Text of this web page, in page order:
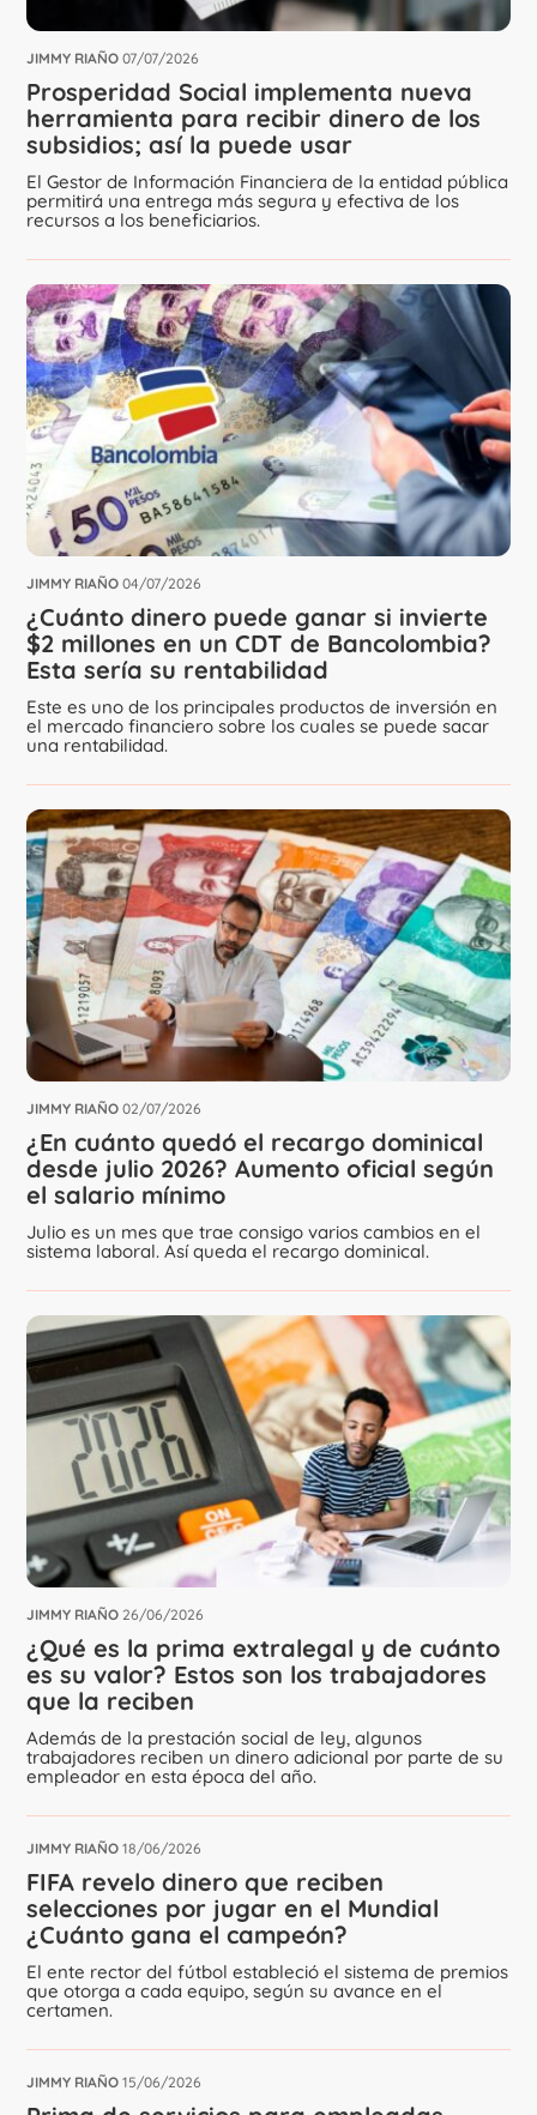
JIMMY RIAÑO 07/07/2026
Prosperidad Social implementa nueva
herramienta para recibir dinero de los
subsidios; así la puede usar
El Gestor de Información Financiera de la entidad pública
permitirá una entrega más segura y efectiva de los
recursos a los beneficiarios.
JIMMY RIAÑO 04/07/2026
¿Cuánto dinero puede ganar si invierte
$2 millones en un CDT de Bancolombia?
Esta sería su rentabilidad
Este es uno de los principales productos de inversión en
el mercado financiero sobre los cuales se puede sacar
una rentabilidad.
JIMMY RIAÑO 02/07/2026
¿En cuánto quedó el recargo dominical
desde julio 2026? Aumento oficial según
el salario mínimo
Julio es un mes que trae consigo varios cambios en el
sistema laboral. Así queda el recargo dominical.
JIMMY RIAÑO 26/06/2026
¿Qué es la prima extralegal y de cuánto
es su valor? Estos son los trabajadores
que la reciben
Además de la prestación social de ley, algunos
trabajadores reciben un dinero adicional por parte de su
empleador en esta época del año.
JIMMY RIAÑO 18/06/2026
FIFA revelo dinero que reciben
selecciones por jugar en el Mundial
¿Cuánto gana el campeón?
El ente rector del fútbol estableció el sistema de premios
que otorga a cada equipo, según su avance en el
certamen.
JIMMY RIAÑO 15/06/2026